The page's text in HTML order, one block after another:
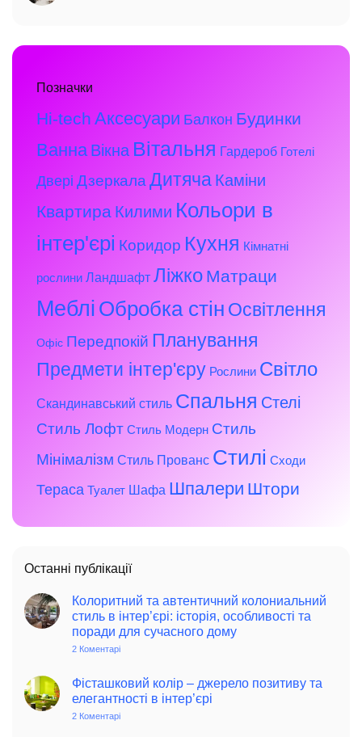
Позначки
Hi-tech Аксесуари Балкон Будинки
Ванна Вікна Вітальня Гардероб Готелі
Двері Дзеркала Дитяча Каміни
Квартира Килими Кольори в
інтер'єрі Коридор Кухня Кімнатні
рослини Ландшафт Ліжко Матраци
Меблі Обробка стін Освітлення
Офіс Передпокій Планування
Предмети інтер'єру Рослини Світло
Скандинавський стиль Спальня Стелі
Стиль Лофт Стиль Модерн Стиль
Мінімалізм Стиль Прованс Стилі Сходи
Тераса Туалет Шафа Шпалери Штори
Останні публікації
Колоритний та автентичний колониальний
стиль в інтер’єрі: історія, особливості та
поради для сучасного дому
2 Коментарі
автентичний
колониальний
стиль
Фісташковий колір – джерело позитиву та
елегантності в інтер’єрі
2 Коментарі